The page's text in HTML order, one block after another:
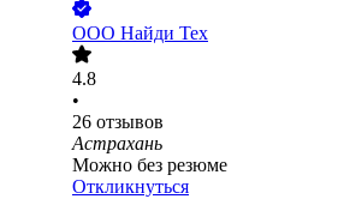
ООО Найди Тех
4.8
•
26 отзывов
Астрахань
Можно без резюме
Откликнуться